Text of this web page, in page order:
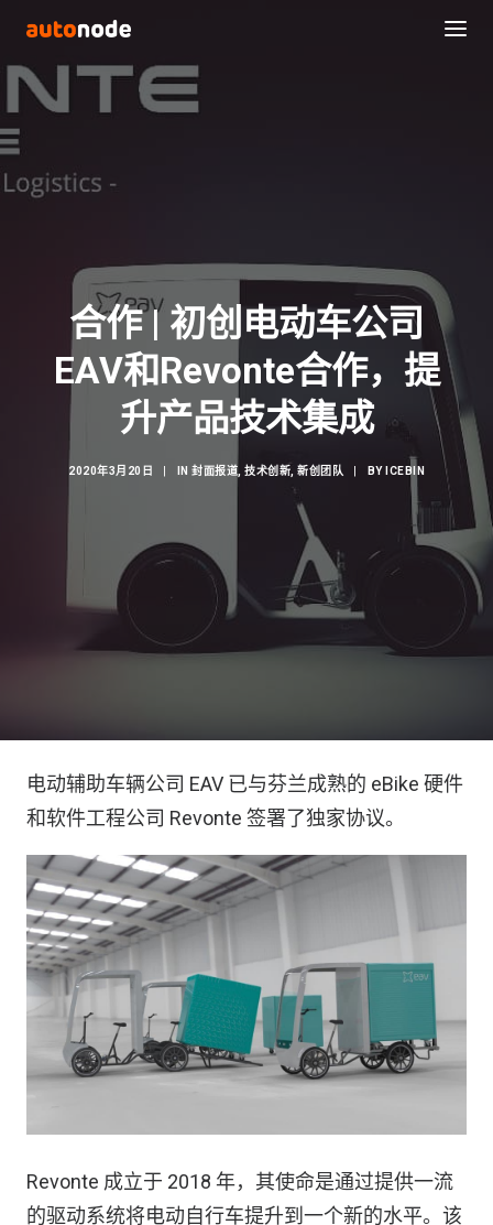
Search
合作 | 初创电动车公司
EAV和Revonte合作，提
升产品技术集成
2020年3月20日 IN 封面报道 技术创新 新创团队 BY ICEBIN
电动辅助车辆公司 EAV 已与芬兰成熟的 eBike 硬件
和软件工程公司 Revonte 签署了独家协议。
Revonte 成立于 2018 年，其使命是通过提供一流
的驱动系统将电动自行车提升到一个新的水平。该